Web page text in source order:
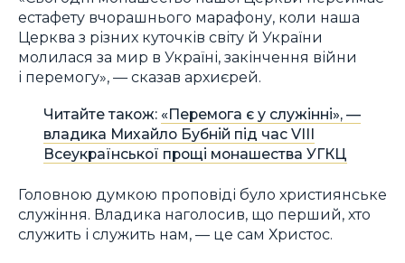
естафету вчорашнього марафону, коли наша
Церква з різних куточків світу й України
молилася за мир в Україні, закінчення війни
і перемогу», — сказав архиєрей.
Читайте також: «Перемога є у служінні», —
владика Михайло Бубній під час VIII
Всеукраїнської прощі монашества УГКЦ
Головною думкою проповіді було християнське
служіння. Владика наголосив, що перший, хто
служить і служить нам, — це сам Христос.